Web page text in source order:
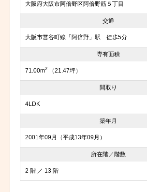
大阪府大阪市阿倍野区阿倍野筋５丁目
交通
大阪市営谷町線「阿倍野」駅 徒歩5分
専有面積
71.00m2 （21.47坪）
間取り
4LDK
築年月
2001年09月（平成13年09月）
所在階／階数
2 階 ／ 13 階